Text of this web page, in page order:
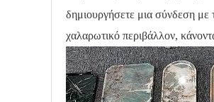
δημιουργήσετε μια σύνδεση με
χαλαρωτικό περιβάλλον,